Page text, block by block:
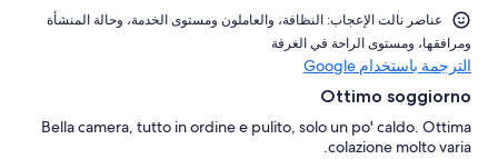
عناصر نالت الإعجاب: ⁦النظافة⁩، و⁦العاملون ومستوى الخدمة⁩، و⁦حالة المنشأة
ومرافقها⁩، و⁦مستوى الراحة في الغرفة⁩
الترجمة باستخدام Google
Ottimo soggiorno
Bella camera, tutto in ordine e pulito, solo un po' caldo. Ottima
colazione molto varia.